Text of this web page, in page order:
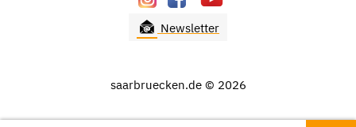
Newsletter
saarbruecken.de © 2026